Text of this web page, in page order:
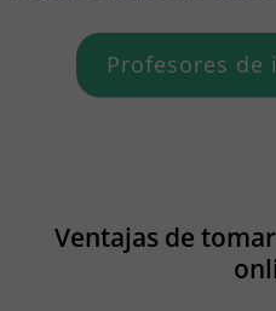
Profesores
Ventajas de